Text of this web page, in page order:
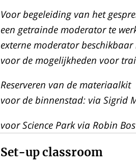
Voor begeleiding van het
een getrainde moderator te
externe moderator
voor de mogelijkheden voor
Reserveren van de materiaalkit
voor de binnenstad: via Sigrid
voor Science Park via Robin
Set-up classroom